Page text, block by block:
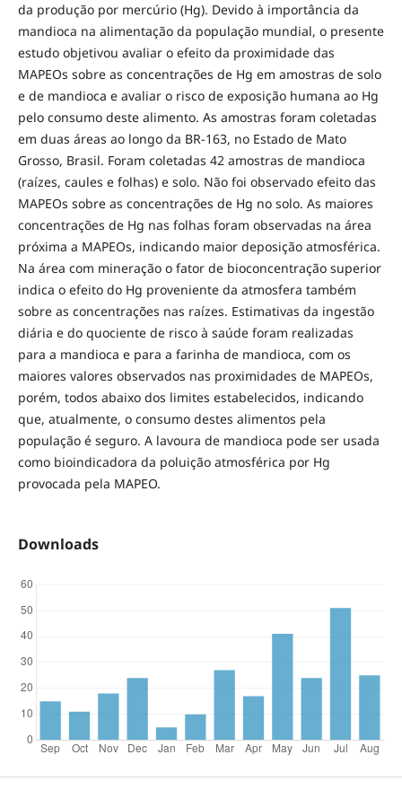
da produção por mercúrio (Hg). Devido à importância da
mandioca na alimentação da população mundial, o presente
estudo objetivou avaliar o efeito da proximidade das
MAPEOs sobre as concentrações de Hg em amostras de solo
e de mandioca e avaliar o risco de exposição humana ao Hg
pelo consumo deste alimento. As amostras foram coletadas
em duas áreas ao longo da BR-163, no Estado de Mato
Grosso, Brasil. Foram coletadas 42 amostras de mandioca
(raízes, caules e folhas) e solo. Não foi observado efeito das
MAPEOs sobre as concentrações de Hg no solo. As maiores
concentrações de Hg nas folhas foram observadas na área
próxima a MAPEOs, indicando maior deposição atmosférica.
Na área com mineração o fator de bioconcentração superior
indica o efeito do Hg proveniente da atmosfera também
sobre as concentrações nas raízes. Estimativas da ingestão
diária e do quociente de risco à saúde foram realizadas
para a mandioca e para a farinha de mandioca, com os
maiores valores observados nas proximidades de MAPEOs,
porém, todos abaixo dos limites estabelecidos, indicando
que, atualmente, o consumo destes alimentos pela
população é seguro. A lavoura de mandioca pode ser usada
como bioindicadora da poluição atmosférica por Hg
provocada pela MAPEO.
Downloads